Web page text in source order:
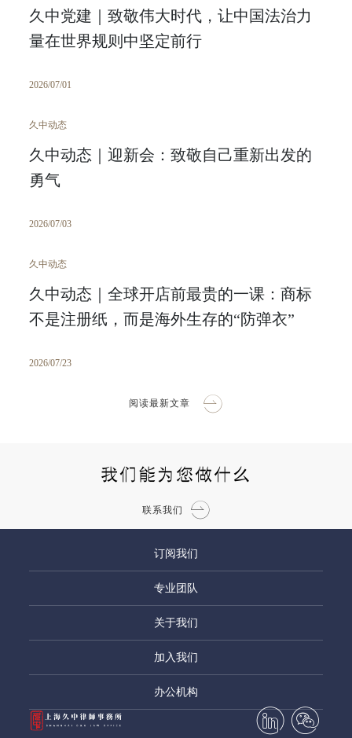
久中党建｜致敬伟大时代，让中国法治力
量在世界规则中坚定前行
2026/07/01
久中动态
久中动态｜迎新会：致敬自己重新出发的
勇气
2026/07/03
久中动态
久中动态｜全球开店前最贵的一课：商标
不是注册纸，而是海外生存的“防弹衣”
2026/07/23
阅读最新文章
我们能为您做什么
联系我们
订阅我们
专业团队
关于我们
加入我们
办公机构